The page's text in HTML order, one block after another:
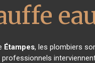
Étampes, les plombiers
professionnels